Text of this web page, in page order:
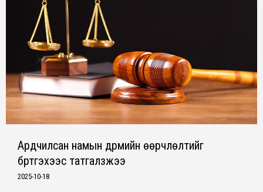
Ардчилсан намын дүрмийн өөрчлөлтийг
бүртгэхээс татгалзжээ
2025-10-18